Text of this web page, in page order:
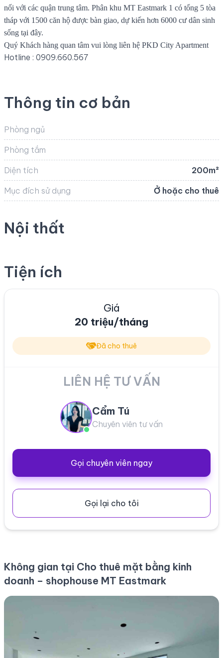
nối với các quận trung tâm. Phân khu MT Eastmark 1 có tổng 5 tòa
tháp với 1500 căn hộ được bàn giao, dự kiến hơn 6000 cư dân sinh
sống tại đây.
Quý Khách hàng quan tâm vui lòng liên hệ PKD City Apartment
Hotline : 0909.660.567
Thông tin cơ bản
Phòng ngủ
Phòng tắm
Diện tích 200m²
Mục đích sử dụng Ở hoặc cho thuê
Nội thất
Tiện ích
Giá
20 triệu/tháng
Đã cho thuê
LIÊN HỆ TƯ VẤN
Cẩm Tú
Chuyên viên tư vấn
Gọi chuyên viên ngay
Gọi lại cho tôi
Không gian tại Cho thuê mặt bằng kinh
doanh – shophouse MT Eastmark